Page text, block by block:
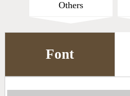
CNS Query
Others
Font